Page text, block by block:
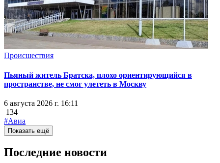
Происшествия
Пьяный житель Братска, плохо ориентирующийся в
пространстве, не смог улететь в Москву
6 августа 2026 г. 16:11
134
#Авиа
Показать ещё
Последние новости